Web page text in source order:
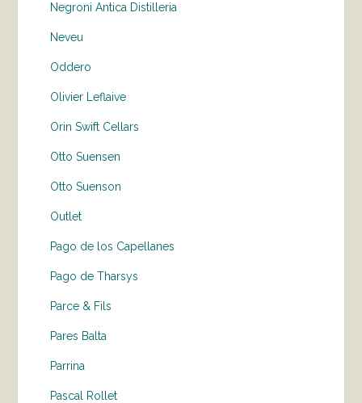
Negroni Antica Distilleria
Neveu
Oddero
Olivier Leflaive
Orin Swift Cellars
Otto Suensen
Otto Suenson
Outlet
Pago de los Capellanes
Pago de Tharsys
Parce & Fils
Pares Balta
Parrina
Pascal Rollet